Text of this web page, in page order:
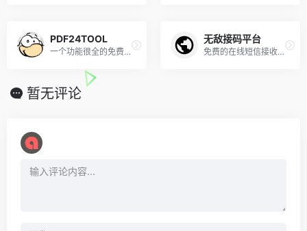
PDF24TOOL
一个功能很全的免费PDF在线工具
无敌接码平台
免费的在线短信接收验证码平台
暂无评论